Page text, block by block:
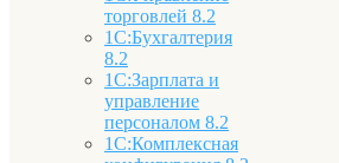
торговлей 8.2
1С:Бухгалтерия
8.2
1С:Зарплата и
управление
персоналом 8.2
1С:Комплексная